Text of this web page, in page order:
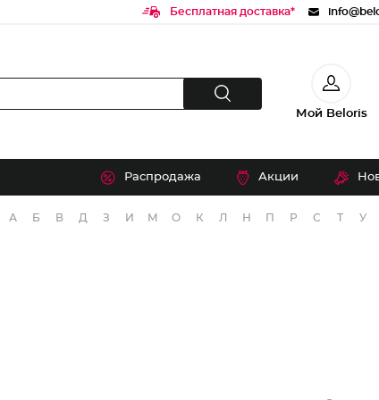
Бесплатная доставка*
Мой Beloris
Распродажа Акции
А Б В Д З И М О К Л Н П Р С Т У